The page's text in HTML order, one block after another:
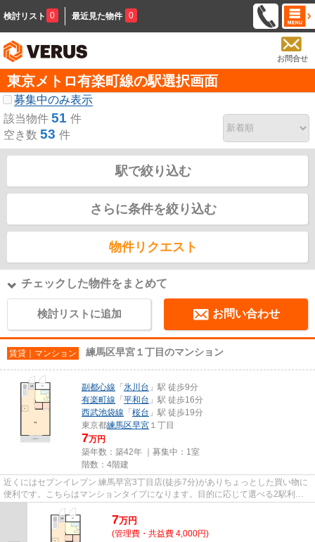
検討リスト 0 最近見た物件 0
お問合せ
東京メトロ有楽町線の駅選択画面
募集中のみ表示
該当物件 51 件
空き数 53 件
駅で絞り込む
さらに条件を絞り込む
物件リクエスト
チェックした物件をまとめて
検討リストに追加 お問い合わせ
賃貸｜マンション 練馬区早宮１丁目のマンション
副都心線 「 氷川台 」駅 徒歩9分
有楽町線 「 平和台 」駅 徒歩16分
西武池袋線 「 桜台 」駅 徒歩19分
東京都練馬区早宮 １丁目
7万円
築年数：築42年 ｜募集中： 1室
階数：4階建
近くにはセブンイレブン 練馬早宮3丁目店(徒歩7分)がありちょっとした買い物に
便利です。こちらはマンションタイプになります。目的に応じて選べる2駅利用
可能な物件です。駅徒歩9分に...
7万円
(管理費・共益費 4,000円)